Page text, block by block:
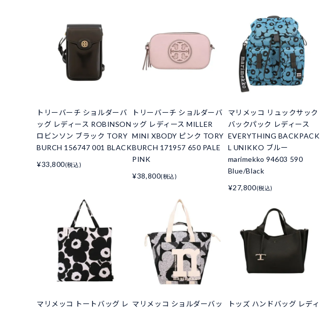
トリーバーチ ショルダーバ
ッグ レディース ROBINSON
ロビンソン ブラック TORY
BURCH 156747 001 BLACK
¥33,800(税込)
トリーバーチ ショルダーバ
ッグ レディース MILLER
MINI XBODY ピンク TORY
BURCH 171957 650 PALE
PINK
¥38,800(税込)
マリメッコ リュックサック
バックパック レディース
EVERYTHING BACKPACK
L UNIKKO ブルー
marimekko 94603 590
Blue/Black
¥27,800(税込)
マリメッコ トートバッグ レ マリメッコ ショルダーバッ
トッズ ハンドバッグ レディ